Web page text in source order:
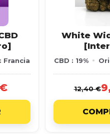
Francia
White
CBD : 19%
12,40 €